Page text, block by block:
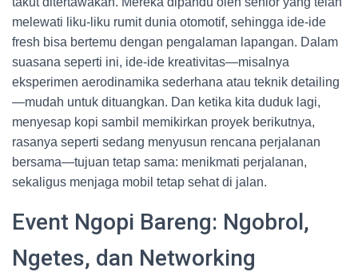
melewati liku-liku rumit dunia otomotif, sehingga ide-ide
fresh bisa bertemu dengan pengalaman lapangan. Dalam
suasana seperti ini, ide-ide kreativitas—misalnya
eksperimen aerodinamika sederhana atau teknik detailing
—mudah untuk dituangkan. Dan ketika kita duduk lagi,
menyesap kopi sambil memikirkan proyek berikutnya,
rasanya seperti sedang menyusun rencana perjalanan
bersama—tujuan tetap sama: menikmati perjalanan,
sekaligus menjaga mobil tetap sehat di jalan.
Event Ngopi Bareng: Ngobrol,
Ngetes, dan Networking